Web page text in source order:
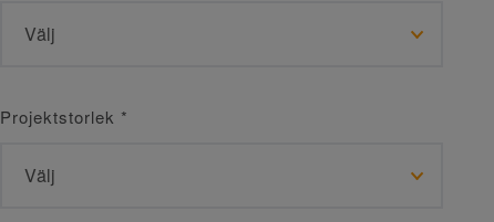
Projektstorlek *